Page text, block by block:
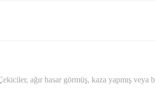
ağır hasar görmüş, kaza yapmış veya